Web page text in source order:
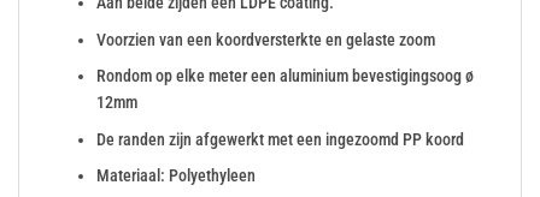
Voorzien van een koordversterkte en gelaste zoom
Rondom op elke meter een aluminium bevestigingsoog ø
12mm
De randen zijn afgewerkt met een ingezoomd PP koord
Materiaal: Polyethyleen